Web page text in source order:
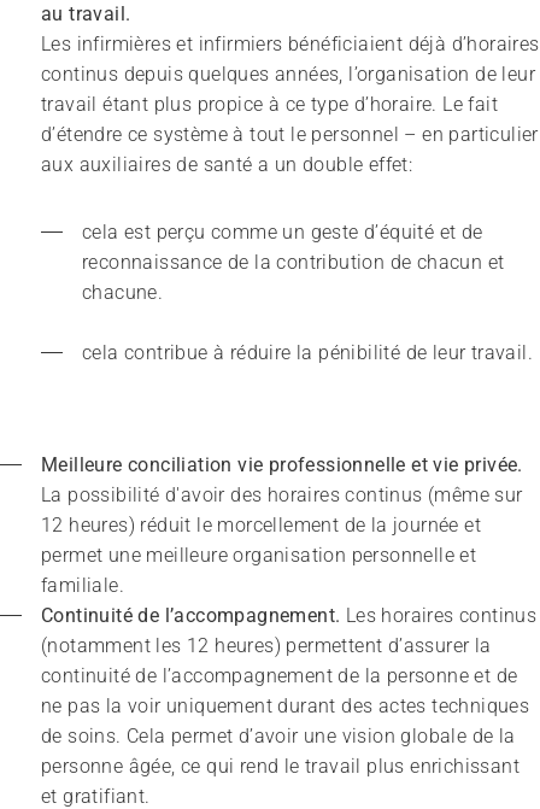
Congrès
Sans limites!? – Questionner, repousser et dépasser
au travail.
Les infirmières et infirmiers bénéficiaient déjà d’horaires
continus depuis quelques années, l’organisation de leur
travail étant plus propice à ce type d’horaire. Le fait
d’étendre ce système à tout le personnel – en particulier
cela est perçu comme un geste d’équité et de
reconnaissance de la contribution de chacun et
chacune.
cela contribue à réduire la pénibilité de leur travail.
Meilleure conciliation vie professionnelle et vie privée.
La possibilité d'avoir des horaires continus (même sur
12 heures) réduit le morcellement de la journée et
permet une meilleure organisation personnelle et
familiale.
Continuité de l’accompagnement. Les horaires continus
(notamment les 12 heures) permettent d’assurer la
continuité de l’accompagnement de la personne et de
ne pas la voir uniquement durant des actes techniques
de soins. Cela permet d’avoir une vision globale de la
personne âgée, ce qui rend le travail plus enrichissant
et gratifiant.